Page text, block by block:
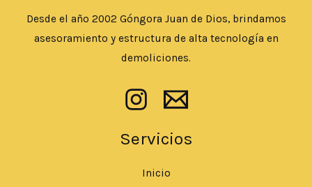
Desde el año 2002 Góngora Juan de Dios, brindamos
asesoramiento y estructura de alta tecnología en
demoliciones.
Servicios
Inicio